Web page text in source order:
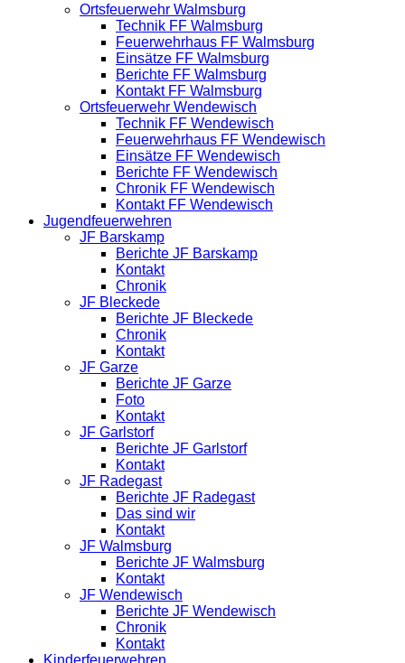
Ortsfeuerwehr Walmsburg
Technik FF Walmsburg
Feuerwehrhaus FF Walmsburg
Einsätze FF Walmsburg
Berichte FF Walmsburg
Kontakt FF Walmsburg
Ortsfeuerwehr Wendewisch
Technik FF Wendewisch
Feuerwehrhaus FF Wendewisch
Einsätze FF Wendewisch
Berichte FF Wendewisch
Chronik FF Wendewisch
Kontakt FF Wendewisch
Jugendfeuerwehren
JF Barskamp
Berichte JF Barskamp
Kontakt
Chronik
JF Bleckede
Berichte JF Bleckede
Chronik
Kontakt
JF Garze
Berichte JF Garze
Foto
Kontakt
JF Garlstorf
Berichte JF Garlstorf
Kontakt
JF Radegast
Berichte JF Radegast
Das sind wir
Kontakt
JF Walmsburg
Berichte JF Walmsburg
Kontakt
JF Wendewisch
Berichte JF Wendewisch
Chronik
Kontakt
Kinderfeuerwehren